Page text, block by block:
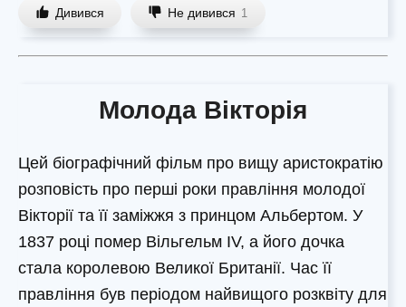
Дивився Не дивився 1
Молода Вікторія
Цей біографічний фільм про вищу аристократію
розповість про перші роки правління молодої
Вікторії та її заміжжя з принцом Альбертом. У
1837 році помер Вільгельм IV, а його дочка
стала королевою Великої Британії. Час її
правління був періодом найвищого розквіту для